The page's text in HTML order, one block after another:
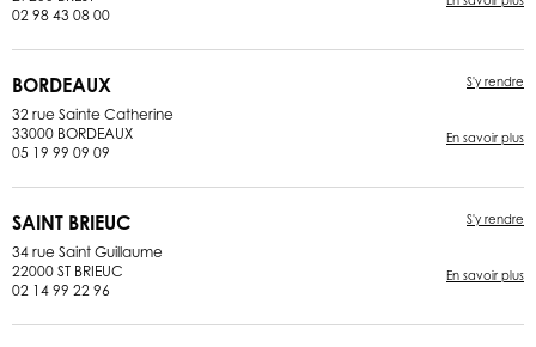
02 98 43 08 00
BORDEAUX
32 rue Sainte Catherine
33000 BORDEAUX
05 19 99 09 09
S'y rendre
En savoir plus
SAINT BRIEUC
34 rue Saint Guillaume
22000 ST BRIEUC
02 14 99 22 96
S'y rendre
En savoir plus